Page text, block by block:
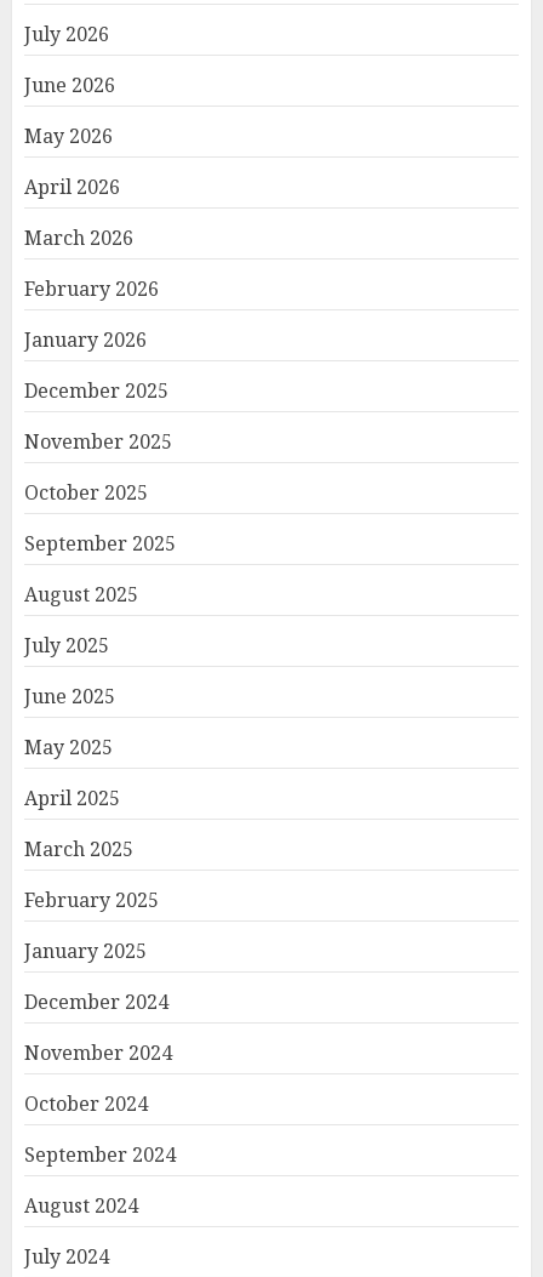
July 2026
June 2026
May 2026
April 2026
March 2026
February 2026
January 2026
December 2025
November 2025
October 2025
September 2025
August 2025
July 2025
June 2025
May 2025
April 2025
March 2025
February 2025
January 2025
December 2024
November 2024
October 2024
September 2024
August 2024
July 2024